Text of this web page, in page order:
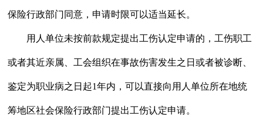
保险行政部门同意，申请时限可以适当延长。
用人单位未按前款规定提出工伤认定申请的，工伤职工
或者其近亲属、工会组织在事故伤害发生之日或者被诊断、
鉴定为职业病之日起1年内，可以直接向用人单位所在地统
筹地区社会保险行政部门提出工伤认定申请。